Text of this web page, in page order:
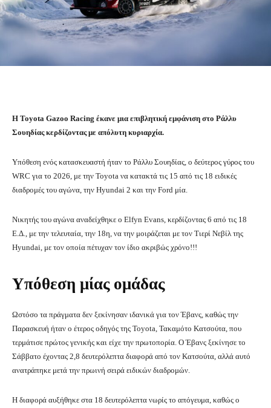
H Toyota Gazoo Racing έκανε μια επιβλητική εμφάνιση στο Ράλλυ
Σουηδίας κερδίζοντας με απόλυτη κυριαρχία.
Υπόθεση ενός κατασκευαστή ήταν το Ράλλυ Σουηδίας, ο δεύτερος γύρος του
WRC για το 2026, με την Toyota να κατακτά τις 15 από τις 18 ειδικές
διαδρομές του αγώνα, την Hyundai 2 και την Ford μία.
Νικητής του αγώνα αναδείχθηκε ο Elfyn Evans, κερδίζοντας 6 από τις 18
Ε.Δ., με την τελευταία, την 18η, να την μοιράζεται με τον Τιερί Νεβίλ της
Hyundai, με τον οποία πέτυχαν τον ίδιο ακριβώς χρόνο!!!
Υπόθεση μίας ομάδας
Ωστόσο τα πράγματα δεν ξεκίνησαν ιδανικά για τον Έβανς, καθώς την
Παρασκευή ήταν ο έτερος οδηγός της Toyota, Τακαμότο Κατσούτα, που
τερμάτισε πρώτος γενικής και είχε την πρωτοπορία. Ο Έβανς ξεκίνησε το
Σάββατο έχοντας 2,8 δευτερόλεπτα διαφορά από τον Κατσούτα, αλλά αυτό
ανατράπηκε μετά την πρωινή σειρά ειδικών διαδρομών.
Η διαφορά αυξήθηκε στα 18 δευτερόλεπτα νωρίς το απόγευμα, καθώς ο